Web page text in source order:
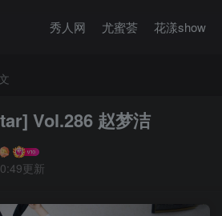
秀人网 尤蜜荟 花漾show
Vol.286 赵梦洁
更新